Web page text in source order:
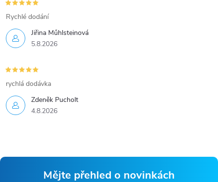
Jiřina Műhlsteinová
5.8.2026
Rychlé dodání
Zdeněk Pucholt
4.8.2026
rychlá dodávka
Mějte přehled o novinkách